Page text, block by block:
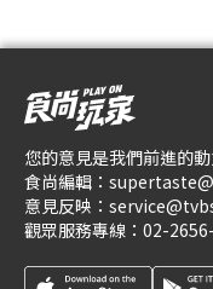
您的意見是我們前進的
食尚編輯：
意見反映：
觀眾服務專線： 02-